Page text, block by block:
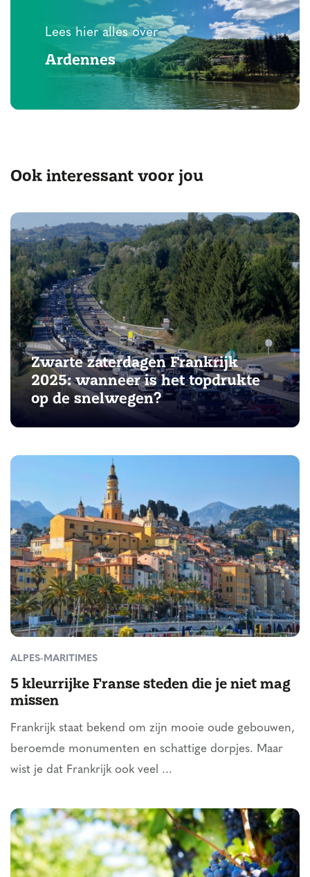
Lees hier alles over
Ardennes
Ook interessant voor jou
Zwarte zaterdagen Frankrijk
2025: wanneer is het topdrukte
op de snelwegen?
ALPES-MARITIMES
5 kleurrijke Franse steden die je niet mag
missen
Frankrijk staat bekend om zijn mooie oude gebouwen,
beroemde monumenten en schattige dorpjes. Maar
wist je dat Frankrijk ook veel ...